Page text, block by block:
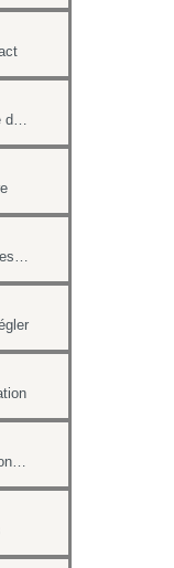
Ne pas mettre les cotisations en "Attente de paiement" ou "indéterminé" dans la liste "Cotisants à jour de cotisation""
Restreindre l'accès à l'intranet à la liste des cotisants
Gestion des cotisations : les membres honoraires et ayants droit